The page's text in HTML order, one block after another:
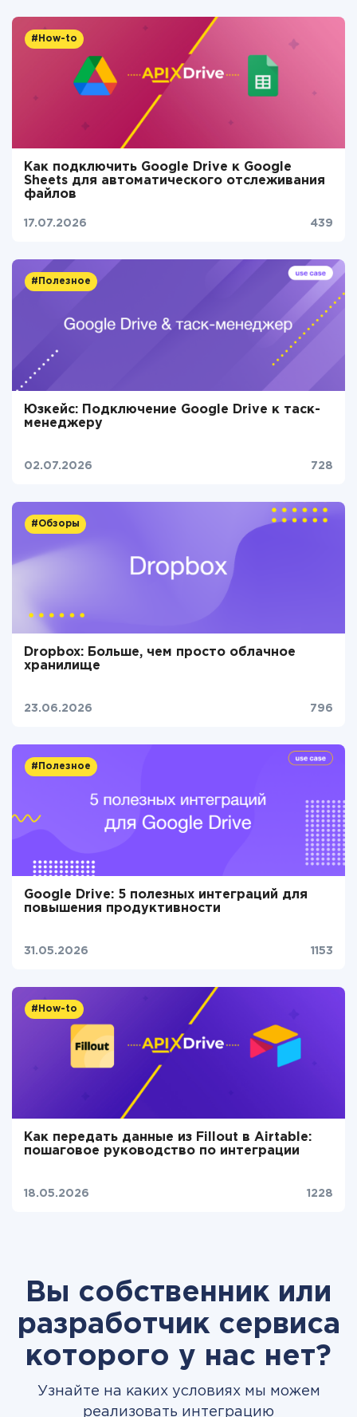
#How-to
Как подключить Google Drive к Google
Sheets для автоматического отслеживания
файлов
17.07.2026 439
#Полезное
Юзкейс: Подключение Google Drive к таск-
менеджеру
02.07.2026 728
#Обзоры
Dropbox: Больше, чем просто облачное
хранилище
23.06.2026 796
#Полезное
Google Drive: 5 полезных интеграций для
повышения продуктивности
31.05.2026 1153
#How-to
Как передать данные из Fillout в Airtable:
пошаговое руководство по интеграции
18.05.2026 1228
Вы собственник или
разработчик сервиса
которого у нас нет?
Узнайте на каких условиях мы можем
реализовать интеграцию